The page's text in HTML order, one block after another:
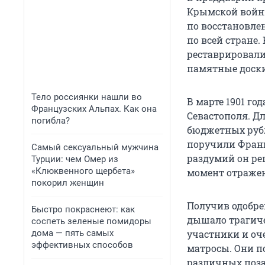
Тело россиянки нашли во
Французских Альпах. Как она
погибла?
Самый сексуальный мужчина
Турции: чем Омер из
«Клюквенного щербета»
покорил женщин
Быстро покраснеют: как
соспеть зеленые помидоры
дома — пять самых
эффективных способов
Крымской
по
по всей стране.
памятные
В марте 1901
Севастополя.
бюджетных
поручили
раздумий он
момент
Получив
дышало
участники и
матросы. Они
различных